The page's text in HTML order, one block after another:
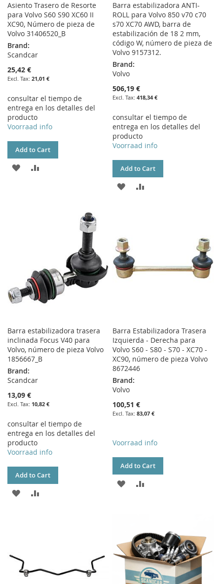
Asiento Trasero de Resorte
para Volvo S60 S90 XC60 II
XC90, Número de pieza de
Volvo 31406520_B
Brand:
Scandcar
25,42 €
21,01 €
consultar el tiempo de
entrega en los detalles del
producto
Voorraad info
Add to Cart
ADD
Barra estabilizadora ANTI-
ROLL para Volvo 850 v70 c70
s70 XC70 AWD, barra de
estabilización de 18 2 mm,
código W, número de pieza de
Volvo 9157312.
Brand:
Volvo
506,19 €
418,34 €
consultar el tiempo de
entrega en los detalles del
producto
Voorraad info
Add to Cart
ADD
LIST
Barra estabilizadora trasera
inclinada Focus V40 para
Volvo, número de pieza Volvo
1856667_B
Brand:
Scandcar
13,09 €
10,82 €
consultar el tiempo de
entrega en los detalles del
producto
Voorraad info
Add to Cart
ADD
Barra Estabilizadora Trasera
Izquierda - Derecha para
Volvo S60 - S80 - S70 - XC70 -
XC90, número de pieza Volvo
8672446
Brand:
Volvo
100,51 €
83,07 €
Voorraad info
Add to Cart
ADD
LIST